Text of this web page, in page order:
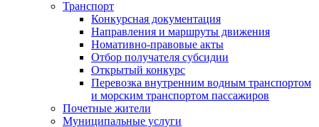
Транспорт
Конкурсная документация
Направления и маршруты движения
Номативно-правовые акты
Отбор получателя субсидии
Открытый конкурс
Перевозка внутренним водным транспортом
и морским транспортом пассажиров
Почетные жители
Муниципальные услуги